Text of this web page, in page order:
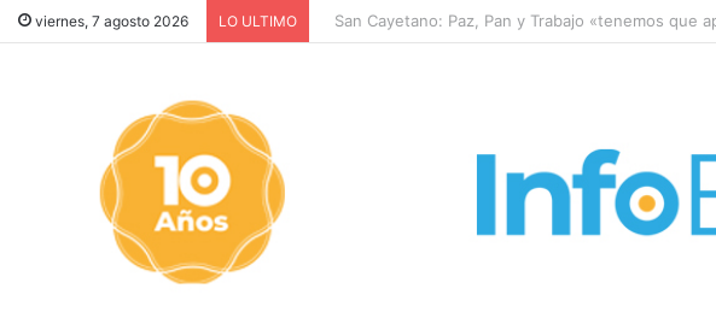
viernes, 7 agosto 2026 LO ULTIMO San Cayetano: Paz, Pan y Trabajo «tenemos que